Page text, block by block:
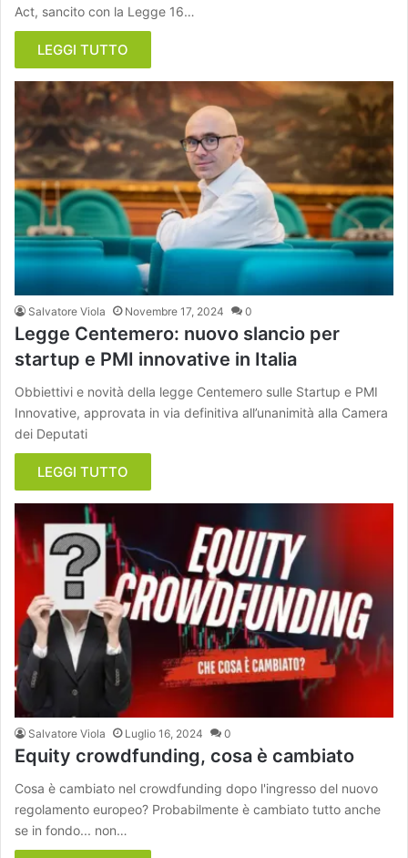
Act, sancito con la Legge 16…
LEGGI TUTTO
Salvatore Viola Novembre 17, 2024 0
Legge Centemero: nuovo slancio per
startup e PMI innovative in Italia
Obbiettivi e novità della legge Centemero sulle Startup e PMI
Innovative, approvata in via definitiva all’unanimità alla Camera
dei Deputati
LEGGI TUTTO
Salvatore Viola Luglio 16, 2024 0
Equity crowdfunding, cosa è cambiato
Cosa è cambiato nel crowdfunding dopo l'ingresso del nuovo
regolamento europeo? Probabilmente è cambiato tutto anche
se in fondo... non…